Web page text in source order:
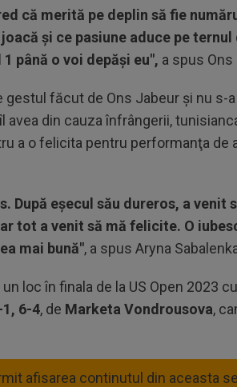
că merită pe deplin să fie
şi ce pasiune aduce pe ternul
până o voi depăşi eu", a spus Ons
făcut de Ons Jabeur și nu s-
din cauza înfrângerii,
a o felicita pentru performanţa de
După eşecul său dureros, a venit
tot a venit să mă felicite. O
mai bună", a spus Aryna
loc în finala de la US Open 2023 cu
1, 6-4, de Marketa Vondrousova,
afisarea continutul din aceasta